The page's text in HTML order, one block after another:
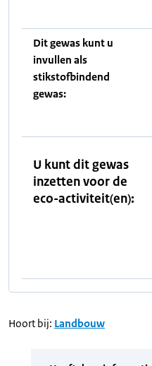
Dit gewas kunt u
invullen als
stikstofbindend
gewas:
U kunt dit gewas
inzetten voor de
eco-activiteit(en):
Hoort bij: Landbouw